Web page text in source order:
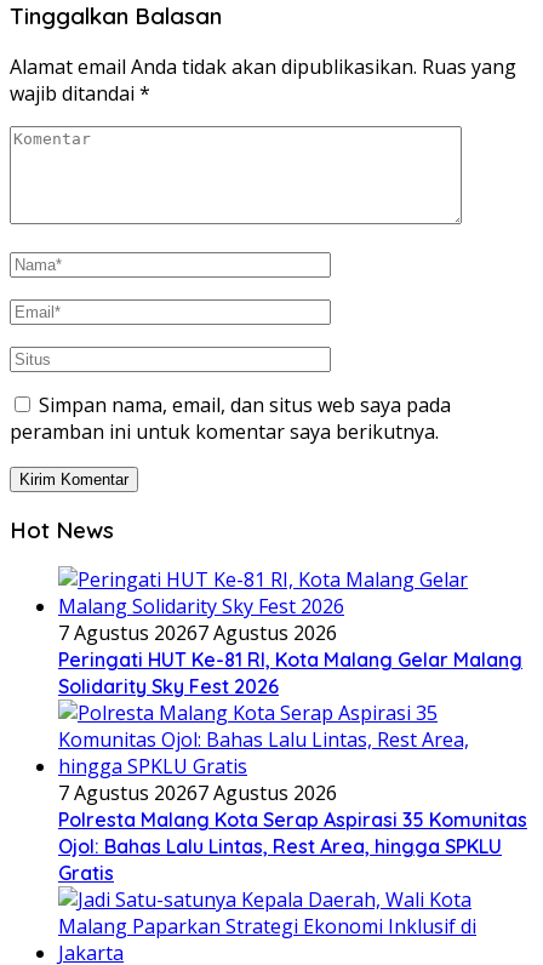
Tinggalkan Balasan
Alamat email Anda tidak akan dipublikasikan. Ruas yang
wajib ditandai *
Simpan nama, email, dan situs web saya pada
peramban ini untuk komentar saya berikutnya.
Hot News
7 Agustus 20267 Agustus 2026
Peringati HUT Ke-81 RI, Kota Malang Gelar Malang
Solidarity Sky Fest 2026
7 Agustus 20267 Agustus 2026
Polresta Malang Kota Serap Aspirasi 35 Komunitas
Ojol: Bahas Lalu Lintas, Rest Area, hingga SPKLU
Gratis